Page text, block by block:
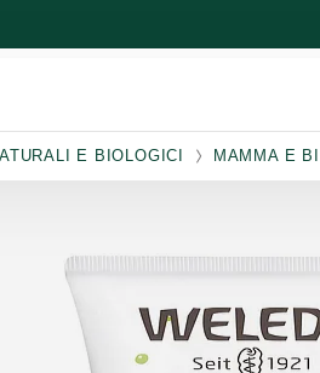
E BIOLOGICI MAMMA E